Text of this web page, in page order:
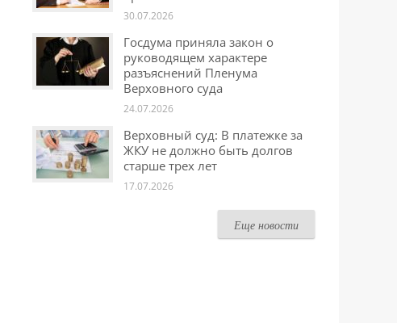
30.07.2026
Госдума приняла закон о
руководящем характере
разъяснений Пленума
Верховного суда
24.07.2026
Верховный суд: В платежке за
ЖКУ не должно быть долгов
старше трех лет
17.07.2026
Еще новости